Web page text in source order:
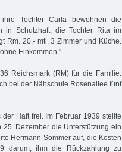
Tochter Carla bewohnen die
in Schutzhaft, die Tochter Rita im
Rm. 20.- mtl. 3 Zimmer und Küche.
Einkommen."
Reichsmark (RM) für die Familie.
bei der Nähschule Rosenallee fünf
Haft frei. Im Februar 1939 stellte
Dezember die Unterstützung ein
Hermann Sommer auf, die Kosten
darum, ihm die Rückzahlung zu